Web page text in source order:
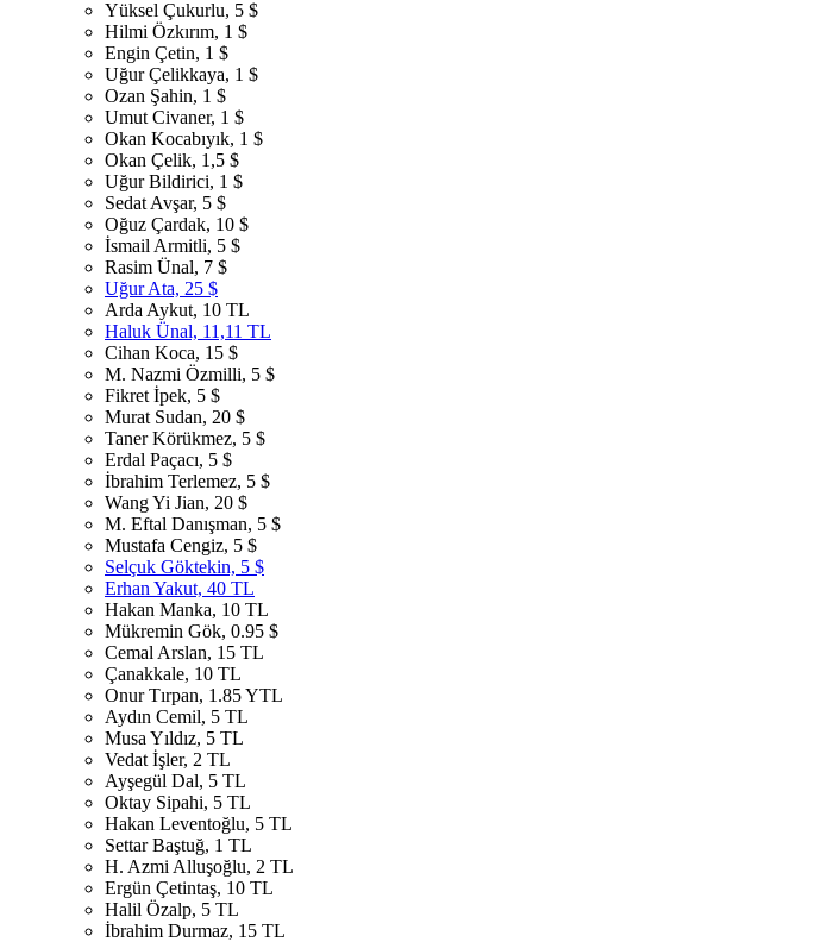
Yüksel Çukurlu, 5 $
Hilmi Özkırım, 1 $
Engin Çetin, 1 $
Uğur Çelikkaya, 1 $
Ozan Şahin, 1 $
Umut Civaner, 1 $
Okan Kocabıyık, 1 $
Okan Çelik, 1,5 $
Uğur Bildirici, 1 $
Sedat Avşar, 5 $
Oğuz Çardak, 10 $
İsmail Armitli, 5 $
Rasim Ünal, 7 $
Uğur Ata, 25 $
Arda Aykut, 10 TL
Haluk Ünal, 11,11 TL
Cihan Koca, 15 $
M. Nazmi Özmilli, 5 $
Fikret İpek, 5 $
Murat Sudan, 20 $
Taner Körükmez, 5 $
Erdal Paçacı, 5 $
İbrahim Terlemez, 5 $
Wang Yi Jian, 20 $
M. Eftal Danışman, 5 $
Mustafa Cengiz, 5 $
Selçuk Göktekin, 5 $
Erhan Yakut, 40 TL
Hakan Manka, 10 TL
Mükremin Gök, 0.95 $
Cemal Arslan, 15 TL
Çanakkale, 10 TL
Onur Tırpan, 1.85 YTL
Aydın Cemil, 5 TL
Musa Yıldız, 5 TL
Vedat İşler, 2 TL
Ayşegül Dal, 5 TL
Oktay Sipahi, 5 TL
Hakan Leventoğlu, 5 TL
Settar Baştuğ, 1 TL
H. Azmi Alluşoğlu, 2 TL
Ergün Çetintaş, 10 TL
Halil Özalp, 5 TL
İbrahim Durmaz, 15 TL